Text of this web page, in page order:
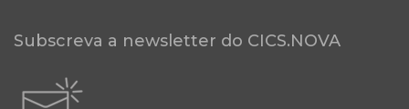
Subscreva a newsletter do CICS.NOVA